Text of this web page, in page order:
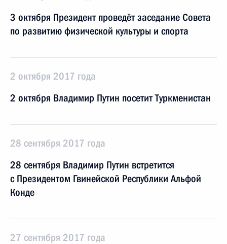
3 октября Президент проведёт заседание Совета
по развитию физической культуры и спорта
2 октября 2017 года
2 октября Владимир Путин посетит Туркменистан
28 сентября 2017 года
28 сентября Владимир Путин встретится
с Президентом Гвинейской Республики Альфой
Конде
27 сентября 2017 года